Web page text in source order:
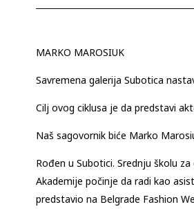
MARKO MAROSIUK
Savremena galerija Subotica
Cilj ovog ciklusa je da predstavi
Naš sagovornik biće Marko
Rođen u Subotici. Srednju školu
Akademije počinje da radi kao
predstavio na Belgrade Fashion